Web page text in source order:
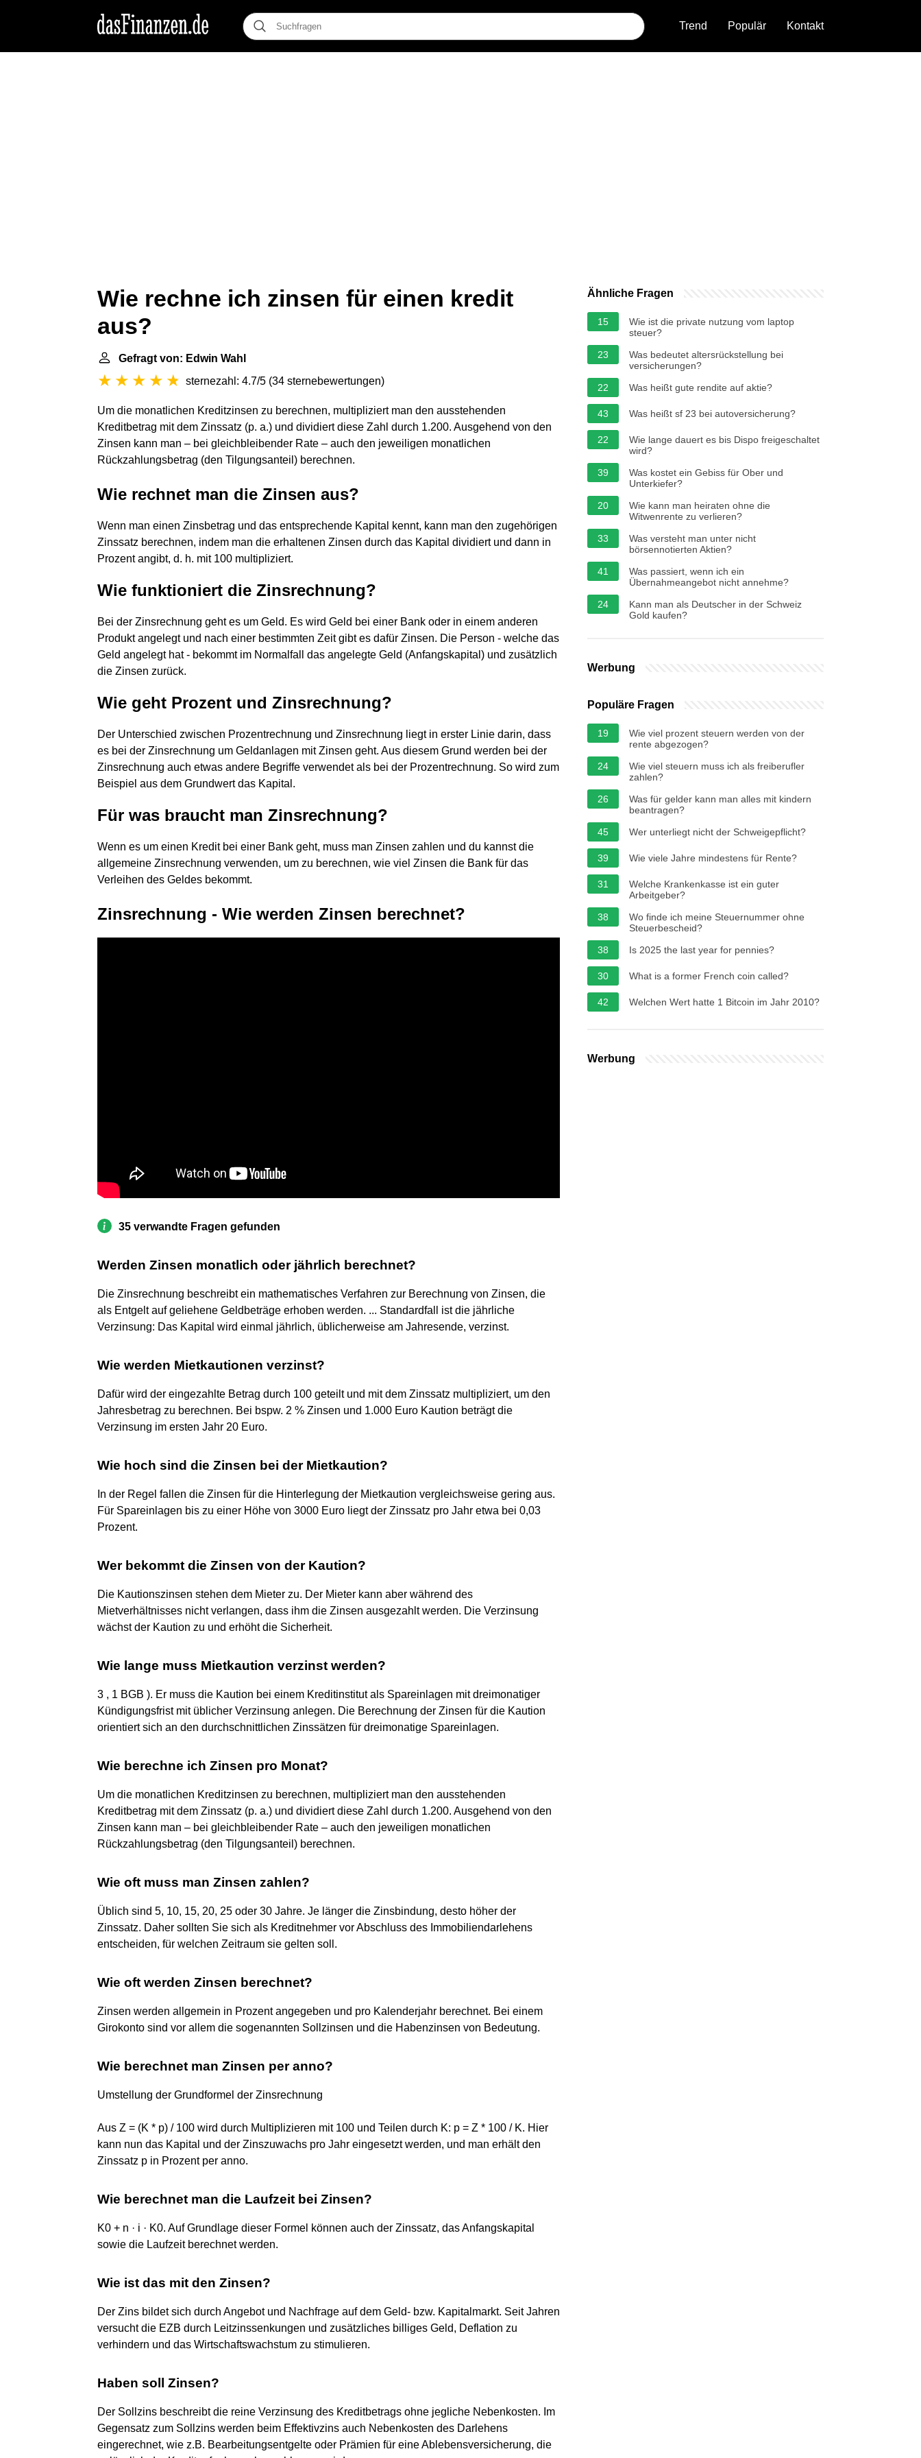
Trend Populär Kontakt
Wie rechne ich zinsen für einen kredit
aus?
Gefragt von: Edwin Wahl
sternezahl: 4.7/5 (34 sternebewertungen)
Um die monatlichen Kreditzinsen zu berechnen, multipliziert man den ausstehenden
Kreditbetrag mit dem Zinssatz (p. a.) und dividiert diese Zahl durch 1.200. Ausgehend von den
Zinsen kann man – bei gleichbleibender Rate – auch den jeweiligen monatlichen
Rückzahlungsbetrag (den Tilgungsanteil) berechnen.
Wie rechnet man die Zinsen aus?
Wenn man einen Zinsbetrag und das entsprechende Kapital kennt, kann man den zugehörigen
Zinssatz berechnen, indem man die erhaltenen Zinsen durch das Kapital dividiert und dann in
Prozent angibt, d. h. mit 100 multipliziert.
Wie funktioniert die Zinsrechnung?
Bei der Zinsrechnung geht es um Geld. Es wird Geld bei einer Bank oder in einem anderen
Produkt angelegt und nach einer bestimmten Zeit gibt es dafür Zinsen. Die Person - welche das
Geld angelegt hat - bekommt im Normalfall das angelegte Geld (Anfangskapital) und zusätzlich
die Zinsen zurück.
Wie geht Prozent und Zinsrechnung?
Der Unterschied zwischen Prozentrechnung und Zinsrechnung liegt in erster Linie darin, dass
es bei der Zinsrechnung um Geldanlagen mit Zinsen geht. Aus diesem Grund werden bei der
Zinsrechnung auch etwas andere Begriffe verwendet als bei der Prozentrechnung. So wird zum
Beispiel aus dem Grundwert das Kapital.
Für was braucht man Zinsrechnung?
Wenn es um einen Kredit bei einer Bank geht, muss man Zinsen zahlen und du kannst die
allgemeine Zinsrechnung verwenden, um zu berechnen, wie viel Zinsen die Bank für das
Verleihen des Geldes bekommt.
Zinsrechnung - Wie werden Zinsen berechnet?
35 verwandte Fragen gefunden
Werden Zinsen monatlich oder jährlich berechnet?
Die Zinsrechnung beschreibt ein mathematisches Verfahren zur Berechnung von Zinsen, die
als Entgelt auf geliehene Geldbeträge erhoben werden. ... Standardfall ist die jährliche
Verzinsung: Das Kapital wird einmal jährlich, üblicherweise am Jahresende, verzinst.
Wie werden Mietkautionen verzinst?
Dafür wird der eingezahlte Betrag durch 100 geteilt und mit dem Zinssatz multipliziert, um den
Jahresbetrag zu berechnen. Bei bspw. 2 % Zinsen und 1.000 Euro Kaution beträgt die
Verzinsung im ersten Jahr 20 Euro.
Wie hoch sind die Zinsen bei der Mietkaution?
In der Regel fallen die Zinsen für die Hinterlegung der Mietkaution vergleichsweise gering aus.
Für Spareinlagen bis zu einer Höhe von 3000 Euro liegt der Zinssatz pro Jahr etwa bei 0,03
Prozent.
Wer bekommt die Zinsen von der Kaution?
Die Kautionszinsen stehen dem Mieter zu. Der Mieter kann aber während des
Mietverhältnisses nicht verlangen, dass ihm die Zinsen ausgezahlt werden. Die Verzinsung
wächst der Kaution zu und erhöht die Sicherheit.
Wie lange muss Mietkaution verzinst werden?
3 , 1 BGB ). Er muss die Kaution bei einem Kreditinstitut als Spareinlagen mit dreimonatiger
Kündigungsfrist mit üblicher Verzinsung anlegen. Die Berechnung der Zinsen für die Kaution
orientiert sich an den durchschnittlichen Zinssätzen für dreimonatige Spareinlagen.
Wie berechne ich Zinsen pro Monat?
Um die monatlichen Kreditzinsen zu berechnen, multipliziert man den ausstehenden
Kreditbetrag mit dem Zinssatz (p. a.) und dividiert diese Zahl durch 1.200. Ausgehend von den
Zinsen kann man – bei gleichbleibender Rate – auch den jeweiligen monatlichen
Rückzahlungsbetrag (den Tilgungsanteil) berechnen.
Wie oft muss man Zinsen zahlen?
Üblich sind 5, 10, 15, 20, 25 oder 30 Jahre. Je länger die Zinsbindung, desto höher der
Zinssatz. Daher sollten Sie sich als Kreditnehmer vor Abschluss des Immobiliendarlehens
entscheiden, für welchen Zeitraum sie gelten soll.
Wie oft werden Zinsen berechnet?
Zinsen werden allgemein in Prozent angegeben und pro Kalenderjahr berechnet. Bei einem
Girokonto sind vor allem die sogenannten Sollzinsen und die Habenzinsen von Bedeutung.
Wie berechnet man Zinsen per anno?
Umstellung der Grundformel der Zinsrechnung
Aus Z = (K * p) / 100 wird durch Multiplizieren mit 100 und Teilen durch K: p = Z * 100 / K. Hier
kann nun das Kapital und der Zinszuwachs pro Jahr eingesetzt werden, und man erhält den
Zinssatz p in Prozent per anno.
Wie berechnet man die Laufzeit bei Zinsen?
K0 + n · i · K0. Auf Grundlage dieser Formel können auch der Zinssatz, das Anfangskapital
sowie die Laufzeit berechnet werden.
Wie ist das mit den Zinsen?
Der Zins bildet sich durch Angebot und Nachfrage auf dem Geld- bzw. Kapitalmarkt. Seit Jahren
versucht die EZB durch Leitzinssenkungen und zusätzliches billiges Geld, Deflation zu
verhindern und das Wirtschaftswachstum zu stimulieren.
Haben soll Zinsen?
Der Sollzins beschreibt die reine Verzinsung des Kreditbetrags ohne jegliche Nebenkosten. Im
Gegensatz zum Sollzins werden beim Effektivzins auch Nebenkosten des Darlehens
eingerechnet, wie z.B. Bearbeitungsentgelte oder Prämien für eine Ablebensversicherung, die
Ähnliche Fragen
15
Wie ist die private nutzung vom laptop
steuer?
23
Was bedeutet altersrückstellung bei
versicherungen?
22
Was heißt gute rendite auf aktie?
43 Was heißt sf 23 bei autoversicherung?
22
Wie lange dauert es bis Dispo freigeschaltet
wird?
39
Was kostet ein Gebiss für Ober und
Unterkiefer?
20
Wie kann man heiraten ohne die
Witwenrente zu verlieren?
33
Was versteht man unter nicht
börsennotierten Aktien?
41
Was passiert, wenn ich ein
Übernahmeangebot nicht annehme?
24
Kann man als Deutscher in der Schweiz
Gold kaufen?
Werbung
Populäre Fragen
19
Wie viel prozent steuern werden von der
rente abgezogen?
24
Wie viel steuern muss ich als freiberufler
zahlen?
26
Was für gelder kann man alles mit kindern
beantragen?
45
Wer unterliegt nicht der Schweigepflicht?
39 Wie viele Jahre mindestens für Rente?
31
Welche Krankenkasse ist ein guter
Arbeitgeber?
38
Wo finde ich meine Steuernummer ohne
Steuerbescheid?
38
Is 2025 the last year for pennies?
30 What is a former French coin called?
42 Welchen Wert hatte 1 Bitcoin im Jahr 2010?
Werbung